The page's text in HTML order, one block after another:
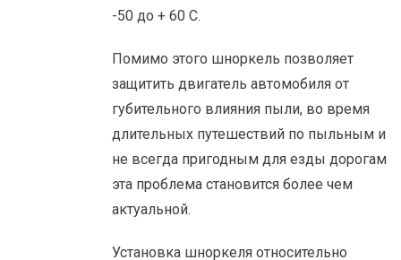
-50 до + 60 С.
Помимо этого шноркель позволяет
защитить двигатель автомобиля от
губительного влияния пыли, во время
длительных путешествий по пыльным и
не всегда пригодным для езды дорогам
эта проблема становится более чем
актуальной.
Установка шноркеля относительно